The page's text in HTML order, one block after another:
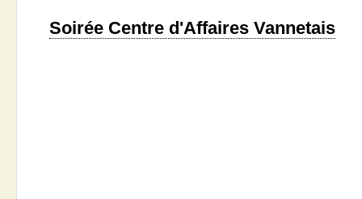
Soirée Centre d'Affaires Vannetais